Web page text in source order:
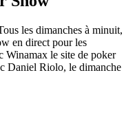
les dimanches à minuit,
en direct pour les
Winamax le site de poker
Daniel Riolo, le dimanche